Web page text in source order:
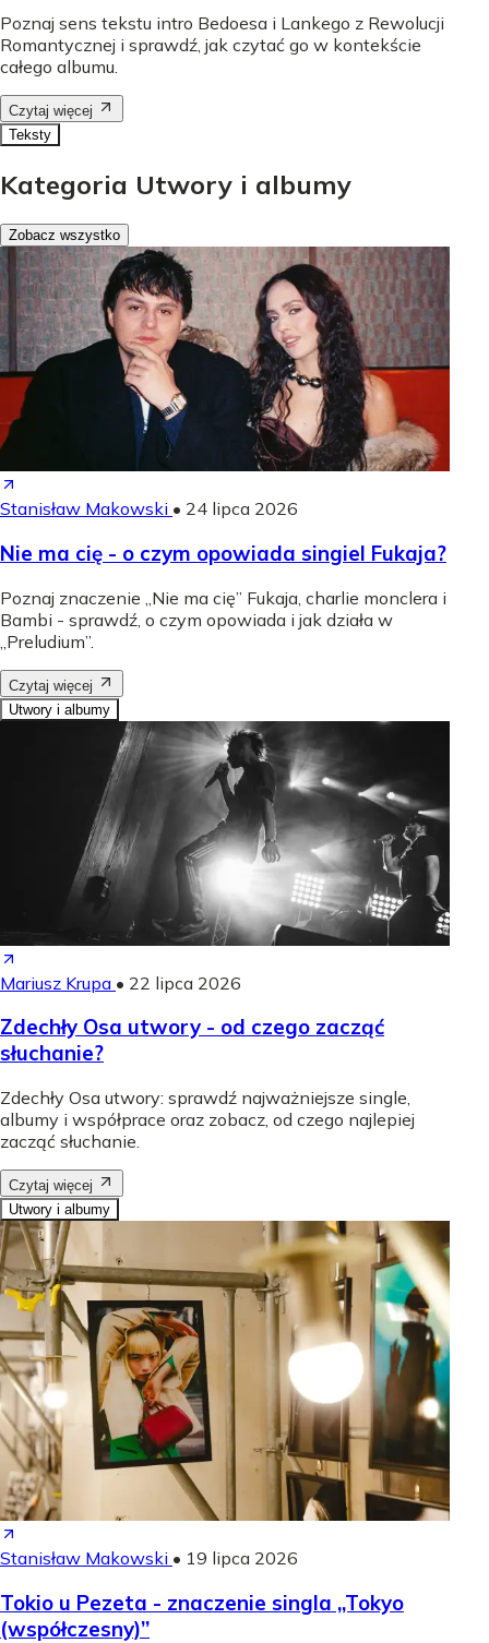
Poznaj sens tekstu intro Bedoesa i Lankego z Rewolucji
Romantycznej i sprawdź, jak czytać go w kontekście
całego albumu.
Czytaj więcej
Teksty
Kategoria Utwory i albumy
Zobacz wszystko
Stanisław Makowski • 24 lipca 2026
Nie ma cię - o czym opowiada singiel Fukaja?
Poznaj znaczenie „Nie ma cię” Fukaja, charlie monclera i
Bambi - sprawdź, o czym opowiada i jak działa w
„Preludium”.
Czytaj więcej
Utwory i albumy
Mariusz Krupa • 22 lipca 2026
Zdechły Osa utwory - od czego zacząć
słuchanie?
Zdechły Osa utwory: sprawdź najważniejsze single,
albumy i współprace oraz zobacz, od czego najlepiej
zacząć słuchanie.
Czytaj więcej
Utwory i albumy
Stanisław Makowski • 19 lipca 2026
Tokio u Pezeta - znaczenie singla „Tokyo
(współczesny)”